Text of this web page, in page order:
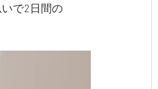
で2日間の